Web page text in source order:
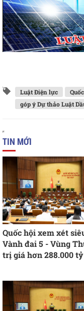
Luật Điện lực
góp ý Dự thảo Luật
TIN MỚI
Quốc hội xem xét
Vành đai 5 - Vùng
trị giá hơn 288.000